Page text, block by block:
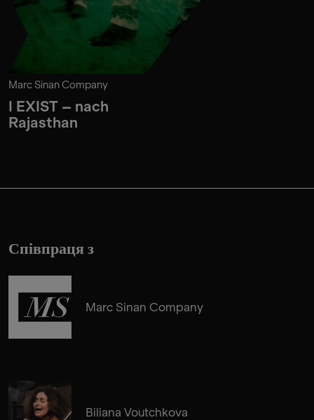
Marc Sinan Company
I EXIST – nach
Rajasthan
Співпраця з
Marc Sinan Company
Biliana Voutchkova